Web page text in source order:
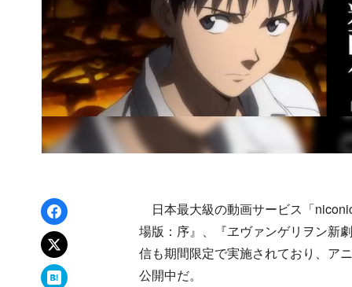
Facebookでシェア
xでポスト
はてなブックマーク
日本最大級の動画サービス「
場版：序』、『ヱヴァンゲリヲン新
信も期間限定で実施されており、ア
公開中だ。